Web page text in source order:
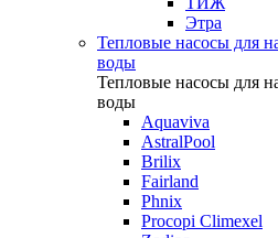
Этра
Тепловые насосы для
воды
Тепловые насосы для
воды
Aquaviva
AstralPool
Brilix
Fairland
Phnix
Procopi Climexel